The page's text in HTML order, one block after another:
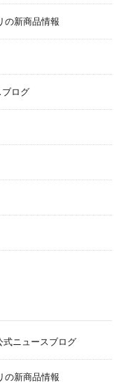
の新商品情報
ブログ
式ニュースブログ
の新商品情報